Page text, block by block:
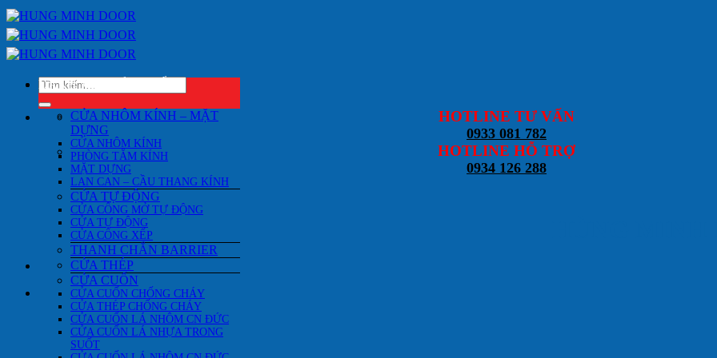
Bỏ
qua
nội
dung
Tìm
kiếm:
HOTLINE TƯ VẤN
0933 081 782
HOTLINE HỖ TRỢ
0934 126 288
DANH MỤC SẢN PHẨM
CỬA NHÔM KÍNH – MẶT
DỰNG
CỬA NHÔM KÍNH
PHÒNG TẮM KÍNH
MẶT DỰNG
LAN CAN – CẦU THANG KÍNH
CỬA TỰ ĐỘNG
CỬA CỔNG MỞ TỰ ĐỘNG
CỬA TỰ ĐỘNG
CỬA CỔNG XẾP
THANH CHẮN BARRIER
CỬA THÉP
CỬA CUỐN
CỬA CUỐN CHỐNG CHÁY
CỬA THÉP CHỐNG CHÁY
CỬA CUỐN LÁ NHÔM CN ĐỨC
CỬA CUỐN LÁ NHỰA TRONG
SUỐT